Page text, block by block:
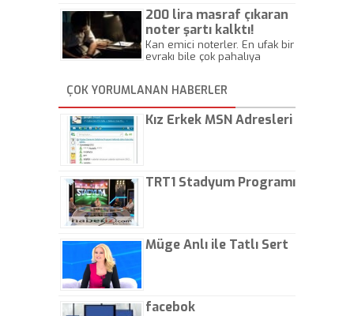
200 lira masraf çıkaran
noter şartı kalktı!
Kan emici noterler. En ufak bir
evrakı bile çok pahalıya
kaptırıyorsunuz. - Kayhan
Gezenti
ÇOK YORUMLANAN HABERLER
Kız Erkek MSN Adresleri
TRT1 Stadyum Programı
Müge Anlı ile Tatlı Sert
facebok